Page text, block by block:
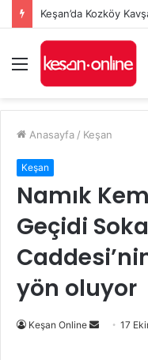
Keşan’da Kozköy
Menü
Anasayfa / Keşan
Keşan
Namık
Geçidi
yön oluyor
Keşan Online
Bir
17